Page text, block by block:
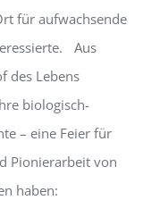
für aufwachsende
Aus
des Lebens
biologisch-
– eine Feier für
Pionierarbeit von
haben: